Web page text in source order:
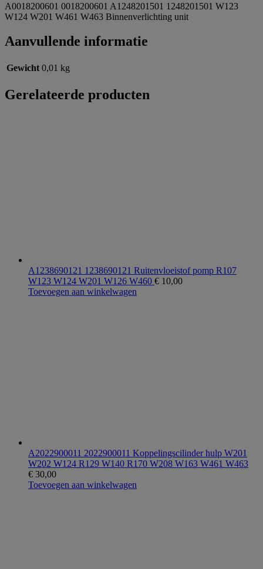
A0018200601 0018200601 A1248201501 1248201501 W123
W124 W201 W461 W463 Binnenverlichting unit
Aanvullende informatie
Gewicht 0,01 kg
Gerelateerde producten
A1238690121 1238690121 Ruitenvloeistof pomp R107
W123 W124 W201 W126 W460 € 10,00
Toevoegen aan winkelwagen
A2022900011 2022900011 Koppelingscilinder hulp W201
W202 W124 R129 W140 R170 W208 W163 W461 W463
€ 30,00
Toevoegen aan winkelwagen